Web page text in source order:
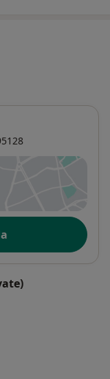
nuova scheda